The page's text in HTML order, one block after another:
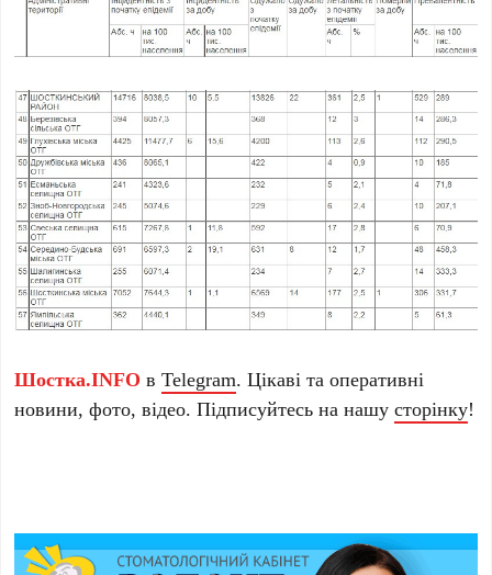
Шостка.INFO вTelegram. Цікаві та оперативні
новини, фото, відео. Підписуйтесь на нашусторінку!